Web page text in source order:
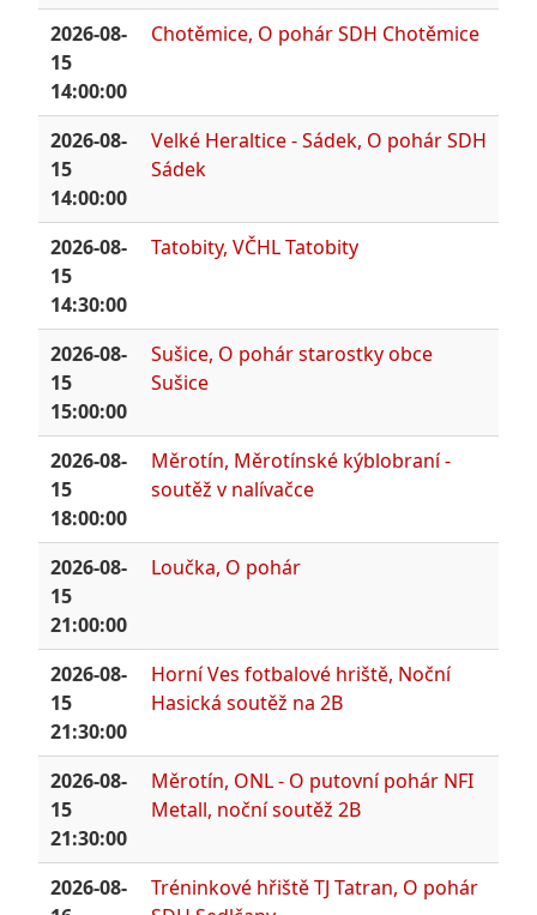
2026-08-
15
14:00:00
Chotěmice, O pohár SDH Chotěmice
2026-08-
15
14:00:00
Velké Heraltice - Sádek, O pohár SDH
Sádek
2026-08-
15
14:30:00
Tatobity, VČHL Tatobity
2026-08-
15
15:00:00
Sušice, O pohár starostky obce
Sušice
2026-08-
15
18:00:00
Měrotín, Měrotínské kýblobraní -
soutěž v nalívačce
2026-08-
15
21:00:00
Loučka, O pohár
2026-08-
15
21:30:00
Horní Ves fotbalové hriště, Noční
Hasická soutěž na 2B
2026-08-
15
21:30:00
Měrotín, ONL - O putovní pohár NFI
Metall, noční soutěž 2B
2026-08-
Tréninkové hřiště TJ Tatran, O pohár